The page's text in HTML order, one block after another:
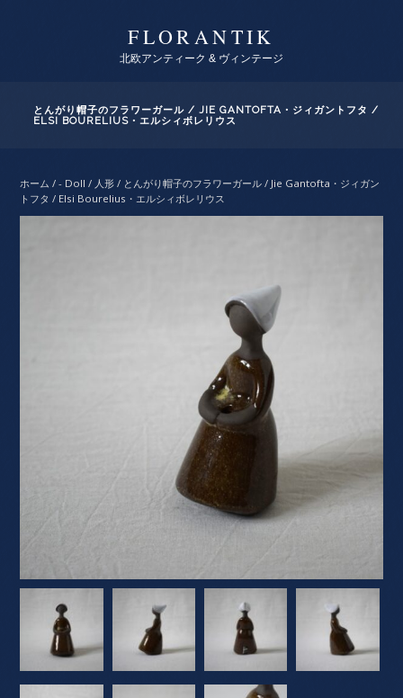
FLORANTIK
北欧アンティーク & ヴィンテージ
とんがり帽子のフラワーガール / JIE GANTOFTA・ジィガントフタ /
ELSI BOURELIUS・エルシィボレリウス
ホーム /- Doll / 人形 / とんがり帽子のフラワーガール / Jie Gantofta・ジィガン
トフタ / Elsi Bourelius・エルシィボレリウス